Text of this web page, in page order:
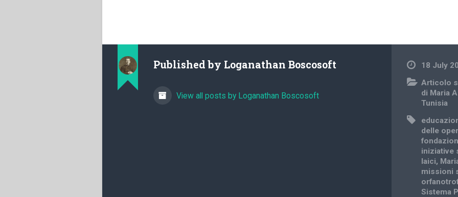
Published by Loganathan Boscosoft
View all posts by Loganathan Boscosoft
18 July
Articolo
di Maria
Tunisia
delle
iniziative
laici,
missioni
Sistema